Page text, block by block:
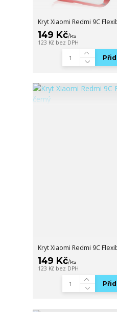
Kryt Xiaomi Redmi 9C
149 Kč/ks
123 Kč bez DPH
Kryt Xiaomi Redmi 9C
149 Kč/ks
123 Kč bez DPH